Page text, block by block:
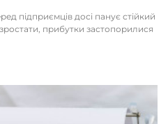
підприємців досі панує стійкий
прибутки застопорилися